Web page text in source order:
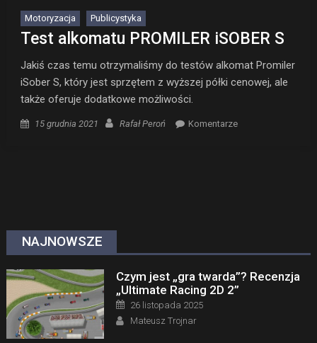
Motoryzacja Publicystyka
Test alkomatu PROMILER iSOBER S
Jakiś czas temu otrzymaliśmy do testów alkomat Promiler
iSober S, który jest sprzętem z wyższej półki cenowej, ale
także oferuje dodatkowe możliwości.
Posted on
15 grudnia 2021 Author
Rafał Peroń Komentarze
NAJNOWSZE
Czym jest „gra twarda”? Recenzja
„Ultimate Racing 2D 2”
Posted on
26 listopada 2025
Author
Mateusz Trojnar